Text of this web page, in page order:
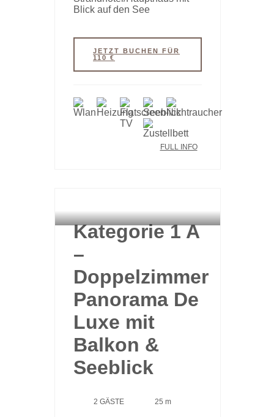
Blick auf den See
JETZT BUCHEN FÜR
110 €
FULL INFO
Kategorie 1 A
–
Doppelzimmer
Panorama De
Luxe mit
Balkon &
Seeblick
2 GÄSTE 25 m